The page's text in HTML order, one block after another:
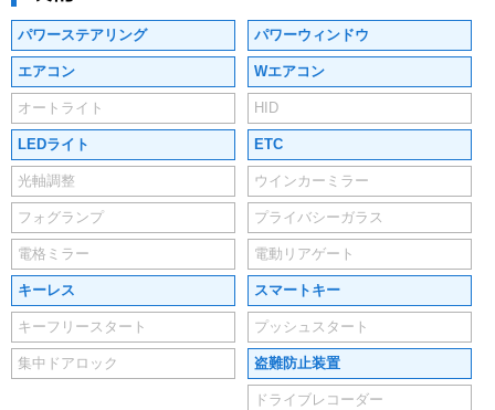
パワーステアリング パワーウィンドウ
エアコン Wエアコン
オートライト HID
LEDライト ETC
光軸調整 ウインカーミラー
フォグランプ プライバシーガラス
電格ミラー 電動リアゲート
キーレス スマートキー
キーフリースタート プッシュスタート
集中ドアロック 盗難防止装置
ドライブレコーダー